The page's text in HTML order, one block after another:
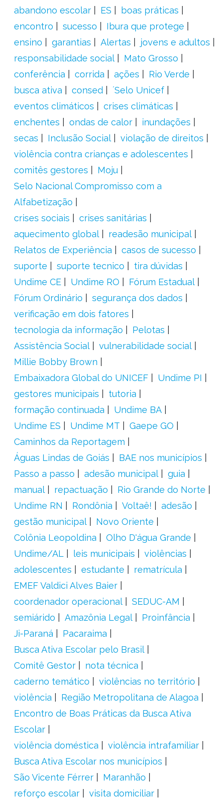
abandono escolar
ES
boas práticas
encontro
sucesso
Ibura que protege
ensino
garantias Alertas
jovens e adultos
responsabilidade social
Mato Grosso
conferência
corrida ações
Rio Verde
busca ativa
consed
´Selo Unicef
eventos climáticos
crises climáticas
enchentes
ondas de calor
inundações
secas
Inclusão Social
violação de direitos
violência contra crianças e adolescentes
comitês gestores
Moju
Selo Nacional Compromisso com a
Alfabetização
crises sociais
crises sanitárias
aquecimento global
readesão municipal
Relatos de Experiência
casos de sucesso
suporte
suporte tecnico
tira dúvidas
Undime CE
Undime RO
Fórum Estadual
Fórum Ordinário
segurança dos dados
verificação em dois fatores
tecnologia da informação
Pelotas
Assistência Social
vulnerabilidade social
Millie Bobby Brown
Embaixadora Global do UNICEF
Undime PI
gestores municipais
tutoria
formação continuada
Undime BA
Undime ES
Undime MT
Gaepe GO
Caminhos da Reportagem
Águas Lindas de Goiás
BAE nos municípios
Passo a passo
adesão municipal
guia
manual
repactuação
Rio Grande do Norte
Undime RN
Rondônia Voltaê!
adesão
gestão municipal
Novo Oriente
Colônia Leopoldina
Olho D'água Grande
Undime/AL
leis municipais
violências
adolescentes
estudante
rematrícula
EMEF Valdici Alves Baier
coordenador operacional
SEDUC-AM
semiárido
Amazônia Legal
Proinfância
Ji-Paraná
Pacaraima
Busca Ativa Escolar pelo Brasil
Comitê Gestor
nota técnica
caderno temático
violências no território
violência
Região Metropolitana de Alagoa
Encontro de Boas Práticas da Busca Ativa
Escolar
violência doméstica
violência intrafamiliar
Busca Ativa Escolar nos municípios
São Vicente Férrer
Maranhão
reforço escolar
visita domiciliar